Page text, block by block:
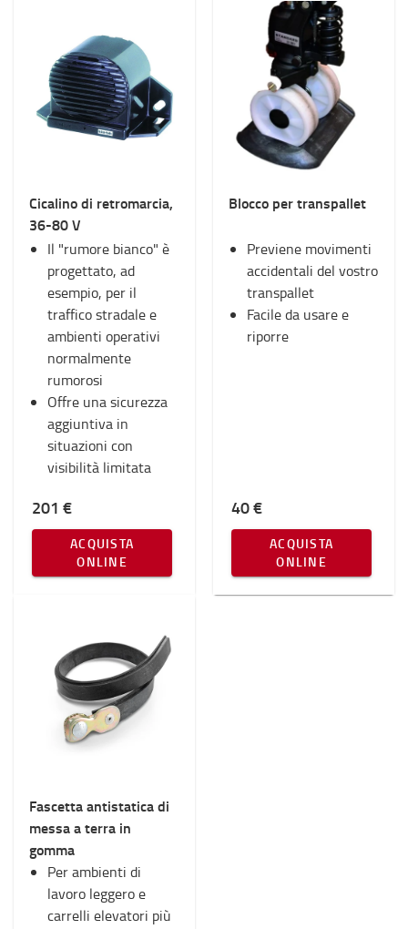
Cicalino di retromarcia,
36-80 V
Il "rumore bianco" è
progettato, ad
esempio, per il
traffico stradale e
ambienti operativi
normalmente
rumorosi
Offre una sicurezza
aggiuntiva in
situazioni con
visibilità limitata
201 €
ACQUISTA
ONLINE
Blocco per transpallet
Previene movimenti
accidentali del vostro
transpallet
Facile da usare e
riporre
40 €
ACQUISTA
ONLINE
Fascetta antistatica di
messa a terra in
gomma
Per ambienti di
lavoro leggero e
carrelli elevatori più